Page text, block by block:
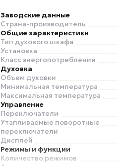
Заводские данные
Страна-производитель
Общие характеристики
Тип духового шкафа
Установка
Класс энергопотребления
Духовка
Объем духовки
Минимальная температура
Максимальная температура
Управление
Переключатели
Утапливаемые поворотные
переключатели
Дисплей
Режимы и функции
Количество режимов